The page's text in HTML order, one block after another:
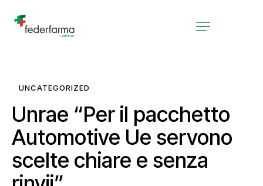
UNCATEGORIZED
Unrae “Per il pacchetto
Automotive Ue servono
scelte chiare e senza